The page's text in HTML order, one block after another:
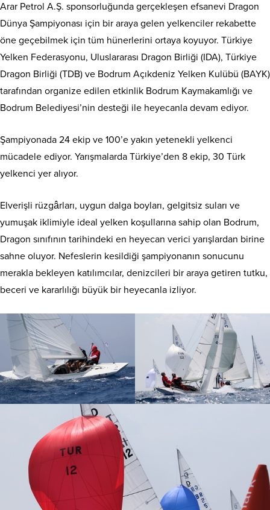
Arar Petrol A.Ş. sponsorluğunda gerçekleşen efsanevi Dragon
Dünya Şampiyonası için bir araya gelen yelkenciler rekabette
öne geçebilmek için tüm hünerlerini ortaya koyuyor. Türkiye
Yelken Federasyonu, Uluslararası Dragon Birliği (IDA), Türkiye
Dragon Birliği (TDB) ve Bodrum Açıkdeniz Yelken Kulübü (BAYK)
tarafından organize edilen etkinlik Bodrum Kaymakamlığı ve
Bodrum Belediyesi’nin desteği ile heyecanla devam ediyor.
Şampiyonada 24 ekip ve 100’e yakın yetenekli yelkenci
mücadele ediyor. Yarışmalarda Türkiye’den 8 ekip, 30 Türk
yelkenci yer alıyor.
Elverişli rüzgârları, uygun dalga boyları, gelgitsiz suları ve
yumuşak iklimiyle ideal yelken koşullarına sahip olan Bodrum,
Dragon sınıfının tarihindeki en heyecan verici yarışlardan birine
sahne oluyor. Nefeslerin kesildiği şampiyonanın sonucunu
merakla bekleyen katılımcılar, denizcileri bir araya getiren tutku,
beceri ve kararlılığı büyük bir heyecanla izliyor.